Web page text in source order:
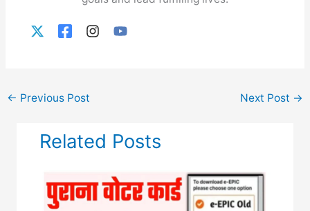
← Previous Post Next Post →
Related Posts